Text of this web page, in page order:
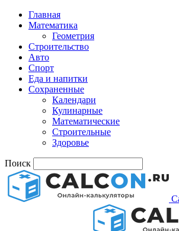
Главная
Математика
Геометрия
Строительство
Авто
Спорт
Еда и напитки
Сохраненные
Календари
Кулинарные
Математические
Строительные
Здоровье
Поиск